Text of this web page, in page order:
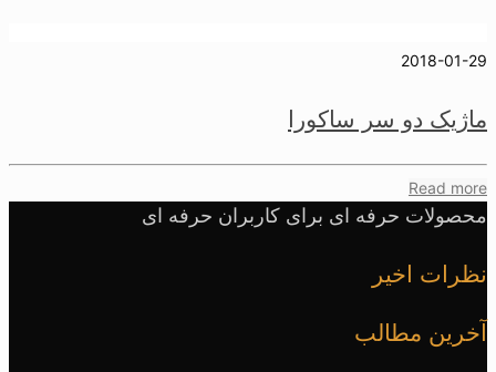
2018-01-29
ماژیک دو سر ساکورا
Read more
محصولات حرفه ای برای کاربران حرفه ای
نظرات اخیر
آخرین مطالب